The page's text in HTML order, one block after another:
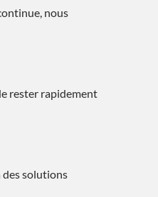
nous
rester rapidement
solutions